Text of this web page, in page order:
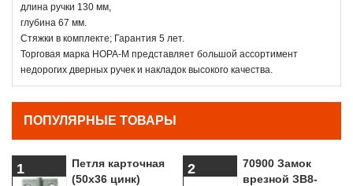
длина ручки 130 мм,
глубина 67 мм.
Стяжки в комплекте; Гарантия 5 лет.
Торговая марка НОРА-М представляет большой ассортимент
недорогих дверных ручек и накладок высокого качества.
ПОПУЛЯРНЫЕ ТОВАРЫ
1
Петля карточная
(50х36 цинк)
2
70900 Замок
врезной ЗВ8-